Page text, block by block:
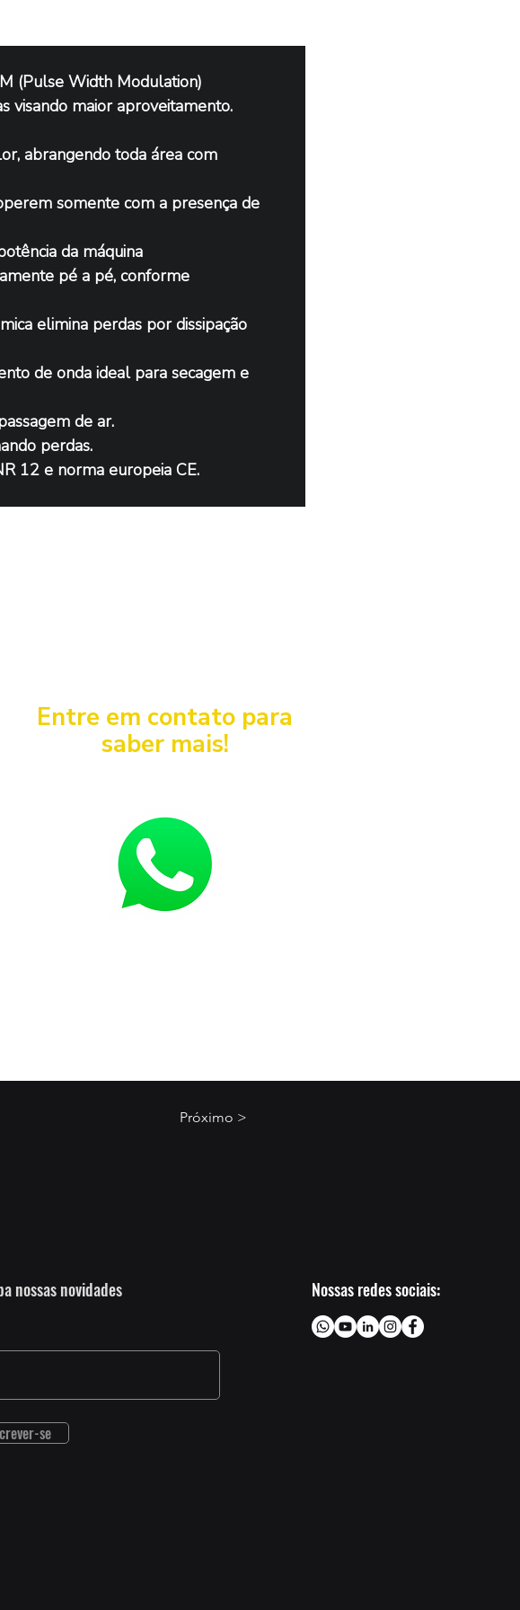
(Pulse Width Modulation)
visando maior aproveitamento.
abrangendo toda área com
somente com a presença de
da máquina
pé a pé, conforme
elimina perdas por dissipação
de onda ideal para secagem e
de ar.
perdas.
12 e norma europeia CE.
Entre em contato para
saber mais!
Próximo >
nossas novidades
se
Nossas redes sociais: